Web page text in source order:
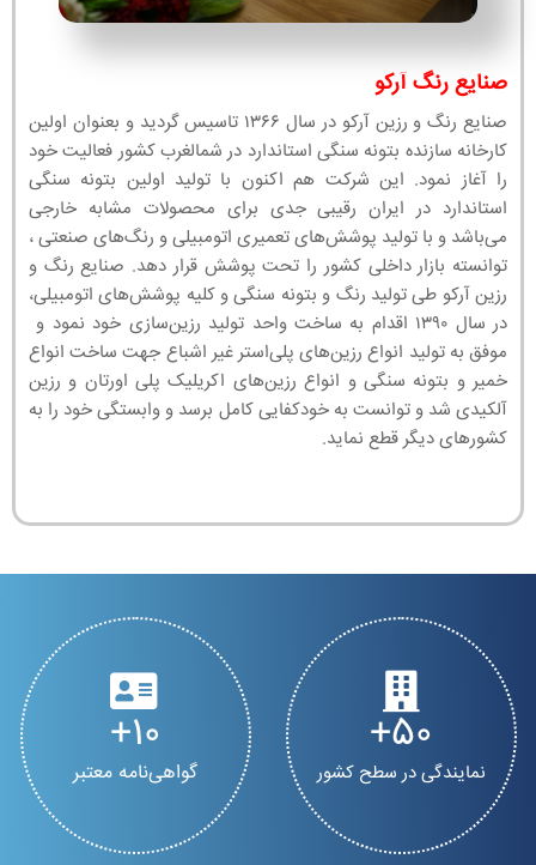
صنایع رنگ آرکو
صنایع رنگ و رزین آرکو در سال ۱۳۶۶ تاسیس گردید و بعنوان اولین
کارخانه سازنده بتونه سنگی استاندارد در شمالغرب کشور فعالیت خود
را آغاز نمود. این شرکت هم اکنون با تولید اولین بتونه سنگی
استاندارد در ایران رقیبی جدی برای محصولات مشابه خارجی
می‌باشد و با تولید پوشش‌های تعمیری اتومبیلی و رنگ‌های صنعتی ،
توانسته بازار داخلی کشور را تحت پوشش قرار دهد. صنایع رنگ و
رزین آرکو طی تولید رنگ و بتونه سنگی و کلیه پوشش‌های اتومبیلی،
در سال ۱۳۹۰ اقدام به ساخت واحد تولید رزین‌سازی خود نمود و
موفق به تولید انواع رزین‌های پلی‌استر غیر اشباع جهت ساخت انواع
خمیر و بتونه سنگی و انواع رزین‌های اکریلیک پلی اورتان و رزین
آلکیدی شد و توانست به خودکفایی کامل برسد و وابستگی خود را به
کشورهای دیگر قطع نماید.
50
نمایندگی در سطح کشور
10
گواهی‌نامه معتبر